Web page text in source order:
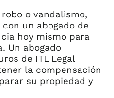
o vandalismo,
un abogado de
hoy mismo para
Un abogado
de ITL Legal
la compensación
su propiedad y